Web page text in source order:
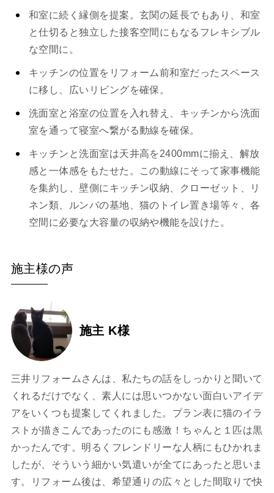
和室に続く縁側を提案。玄関の延長でもあり、和室
と仕切ると独立した接客空間にもなるフレキシブル
な空間に。
キッチンの位置をリフォーム前和室だったスペース
に移し、広いリビングを確保。
洗面室と浴室の位置を入れ替え、キッチンから洗面
室を通って寝室へ繋がる動線を確保。
キッチンと洗面室は天井高を2400mmに揃え、解放
感と一体感をもたせた。この動線にそって家事機能
を集約し、壁側にキッチン収納、クローゼット、リ
ネン類、ルンバの基地、猫のトイレ置き場等々、各
空間に必要な大容量の収納や機能を設けた。
施主様の声
施主 K様
三井リフォームさんは、私たちの話をしっかりと聞いて
くれるだけでなく、素人には思いつかない面白いアイデ
アをいくつも提案してくれました。プラン表に猫のイラ
ストが描きこんであったのにも感激！ちゃんと１匹は黒
かったんです。明るくフレンドリーな人柄にもひかれま
したが、そういう細かい気遣いが全てにあったと思いま
す。リフォーム後は、希望通りの広々とした間取りで快